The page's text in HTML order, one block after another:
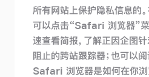
所有网站上保护隐私信息的
可以点击“Safari 浏览器”
速查看简报，了解正因企图
阻止的跨站跟踪器；也可以
Safari 浏览器是如何在你浏